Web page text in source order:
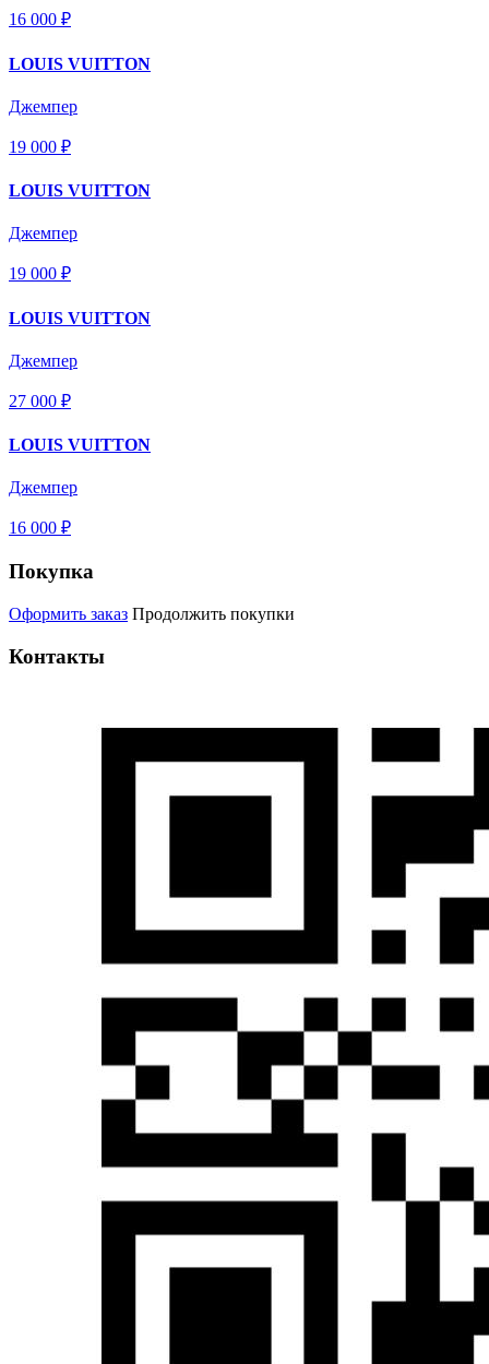
16 000 ₽
LOUIS VUITTON
Джемпер
19 000 ₽
LOUIS VUITTON
Джемпер
19 000 ₽
LOUIS VUITTON
Джемпер
27 000 ₽
LOUIS VUITTON
Джемпер
16 000 ₽
Покупка
Оформить заказ Продолжить покупки
Контакты